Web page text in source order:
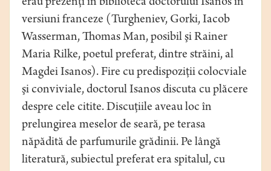
erau prezenţi în biblioteca doctorului Isanos în
versiuni franceze (Turgheniev, Gorki, Iacob
Wasserman, Thomas Man, posibil şi Rainer
Maria Rilke, poetul preferat, dintre străini, al
Magdei Isanos). Fire cu predispoziţii colocviale
şi conviviale, doctorul Isanos discuta cu plăcere
despre cele citite. Discuţiile aveau loc în
prelungirea meselor de seară, pe terasa
năpădită de parfumurile grădinii. Pe lângă
literatură, subiectul preferat era spitalul, cu